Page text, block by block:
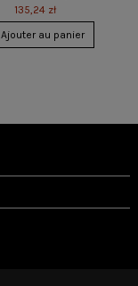
135,24 zł
Ajouter au panier